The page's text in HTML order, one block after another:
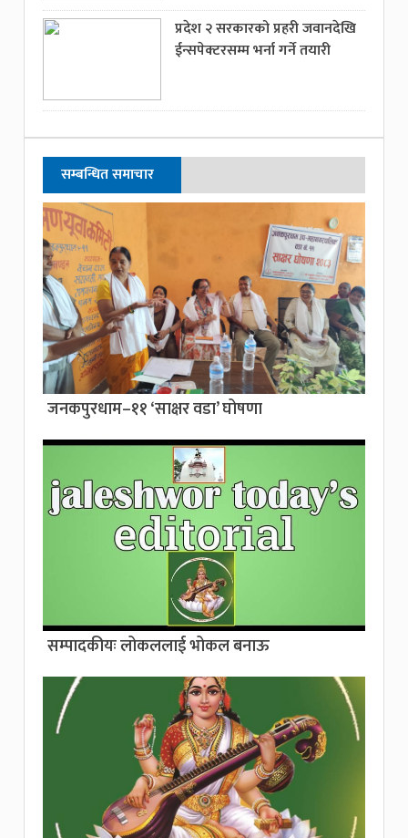
प्रदेश २ सरकारको प्रहरी जवानदेखि
ईन्सपेक्टरसम्म भर्ना गर्ने तयारी
सम्बन्धित समाचार
जनकपुरधाम–११ ‘साक्षर वडा’ घोषणा
सम्पादकीयः लोकललाई भोकल बनाऊ